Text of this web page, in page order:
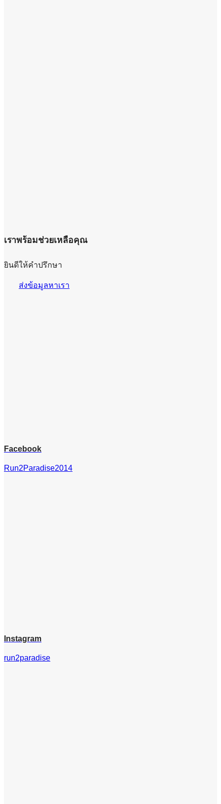
เราพร้อมช่วยเหลือคุณ
ยินดีให้คำปรึกษา
ส่งข้อมูลหาเรา
Facebook
Run2Paradise2014
Instagram
run2paradise